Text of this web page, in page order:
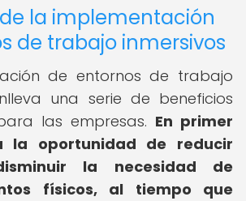
la implementación
de trabajo inmersivos
de entornos de trabajo
una serie de beneficios
las empresas. En primer
la oportunidad de reducir
la necesidad de
físicos, al tiempo que